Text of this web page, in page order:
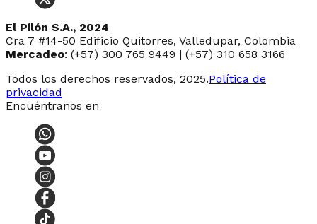
El Pilón S.A., 2024
Cra 7 #14-50 Edificio Quitorres, Valledupar, Colombia
Mercadeo: (+57) 300 765 9449 | (+57) 310 658 3166
Todos los derechos reservados, 2025.Política de
privacidad
Encuéntranos en